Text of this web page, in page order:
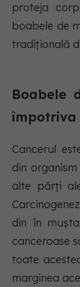
proteja
boabele de
tradițională
Boabele
împotriva
Cancerul
din
alte părți
din în
canceroase
toate
marginea